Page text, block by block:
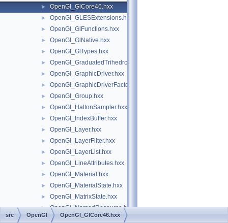
► OpenGl_GlCore46.hxx
► OpenGl_GLESExtensions.hxx
► OpenGl_GlFunctions.hxx
► OpenGl_GlNative.hxx
► OpenGl_GlTypes.hxx
► OpenGl_GraduatedTrihedron.hxx
► OpenGl_GraphicDriver.hxx
► OpenGl_GraphicDriverFactory.hxx
► OpenGl_Group.hxx
► OpenGl_HaltonSampler.hxx
► OpenGl_IndexBuffer.hxx
► OpenGl_Layer.hxx
► OpenGl_LayerFilter.hxx
► OpenGl_LayerList.hxx
► OpenGl_LineAttributes.hxx
► OpenGl_Material.hxx
► OpenGl_MaterialState.hxx
► OpenGl_MatrixState.hxx
► OpenGl_NamedResource.hxx
► OpenGl_PBREnvironment.hxx
src OpenGl OpenGl_GlCore46.hxx